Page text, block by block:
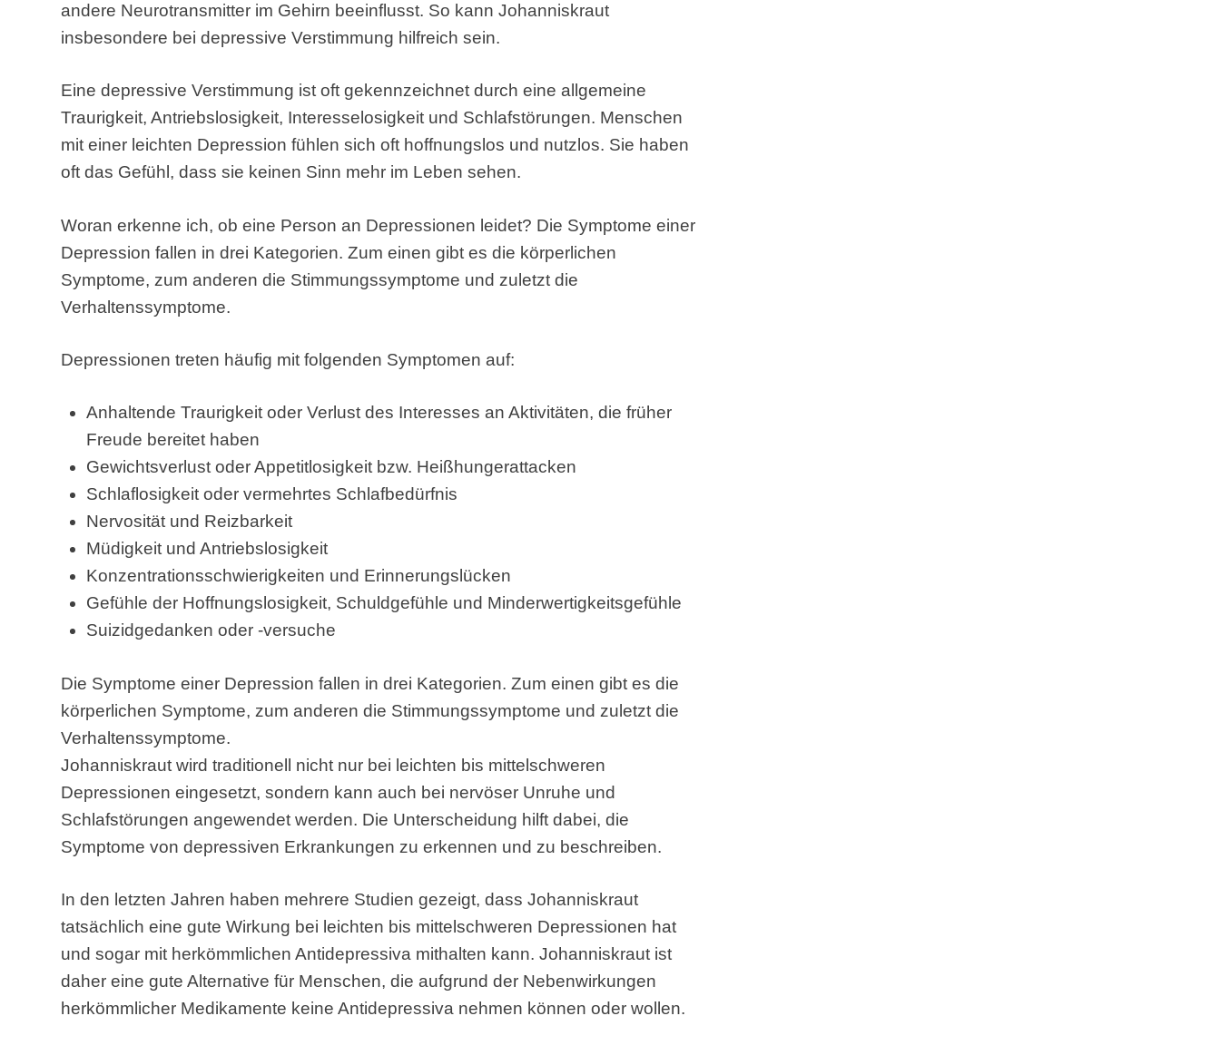
andere Neurotransmitter im Gehirn beeinflusst. So kann Johanniskraut
insbesondere bei depressive Verstimmung hilfreich sein.
Eine depressive Verstimmung ist oft gekennzeichnet durch eine allgemeine
Traurigkeit, Antriebslosigkeit, Interesselosigkeit und Schlafstörungen. Menschen
mit einer leichten Depression fühlen sich oft hoffnungslos und nutzlos. Sie haben
oft das Gefühl, dass sie keinen Sinn mehr im Leben sehen.
Woran erkenne ich, ob eine Person an Depressionen leidet? Die Symptome einer
Depression fallen in drei Kategorien. Zum einen gibt es die körperlichen
Symptome, zum anderen die Stimmungssymptome und zuletzt die
Verhaltenssymptome.
Depressionen treten häufig mit folgenden Symptomen auf:
Anhaltende Traurigkeit oder Verlust des Interesses an Aktivitäten, die früher
Freude bereitet haben
Gewichtsverlust oder Appetitlosigkeit bzw. Heißhungerattacken
Schlaflosigkeit oder vermehrtes Schlafbedürfnis
Nervosität und Reizbarkeit
Müdigkeit und Antriebslosigkeit
Konzentrationsschwierigkeiten und Erinnerungslücken
Gefühle der Hoffnungslosigkeit, Schuldgefühle und Minderwertigkeitsgefühle
Suizidgedanken oder -versuche
Die Symptome einer Depression fallen in drei Kategorien. Zum einen gibt es die
körperlichen Symptome, zum anderen die Stimmungssymptome und zuletzt die
Verhaltenssymptome.
Johanniskraut wird traditionell nicht nur bei leichten bis mittelschweren
Depressionen eingesetzt, sondern kann auch bei nervöser Unruhe und
Schlafstörungen angewendet werden. Die Unterscheidung hilft dabei, die
Symptome von depressiven Erkrankungen zu erkennen und zu beschreiben.
In den letzten Jahren haben mehrere Studien gezeigt, dass Johanniskraut
tatsächlich eine gute Wirkung bei leichten bis mittelschweren Depressionen hat
und sogar mit herkömmlichen Antidepressiva mithalten kann. Johanniskraut ist
daher eine gute Alternative für Menschen, die aufgrund der Nebenwirkungen
herkömmlicher Medikamente keine Antidepressiva nehmen können oder wollen.